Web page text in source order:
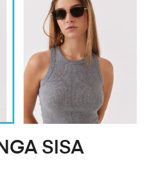
SISA